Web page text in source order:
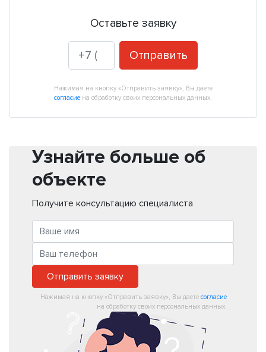
Оставьте заявку
Отправить
Нажимая на кнопку «Отправить заявку», Вы даете
согласие на обработку своих персональных данных.
Узнайте больше об
объекте
Получите консультацию специалиста
Отправить заявку
Нажимая на кнопку «Отправить заявку», Вы даете согласие
на обработку своих персональных данных.